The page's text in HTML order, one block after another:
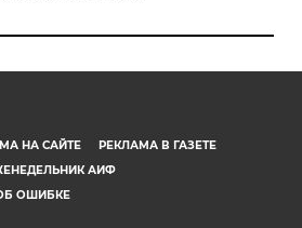
НА САЙТЕ
РЕКЛАМА В ГАЗЕТЕ
АИФ
ОШИБКЕ